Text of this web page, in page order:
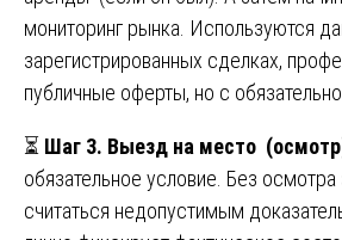
мониторинг рынка. Используются
зарегистрированных сделках,
публичные оферты, но с
⏳ Шаг 3. Выезд на место
обязательное условие. Без
считаться недопустимым